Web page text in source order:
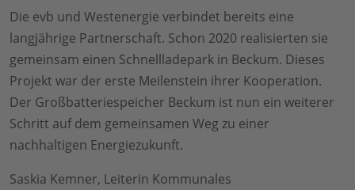
Die evb und Westenergie verbindet bereits eine
langjährige Partnerschaft. Schon 2020 realisierten sie
gemeinsam einen Schnellladepark in Beckum. Dieses
Projekt war der erste Meilenstein ihrer Kooperation.
Der Großbatteriespeicher Beckum ist nun ein weiterer
Schritt auf dem gemeinsamen Weg zu einer
nachhaltigen Energiezukunft.
Saskia Kemner, Leiterin Kommunales